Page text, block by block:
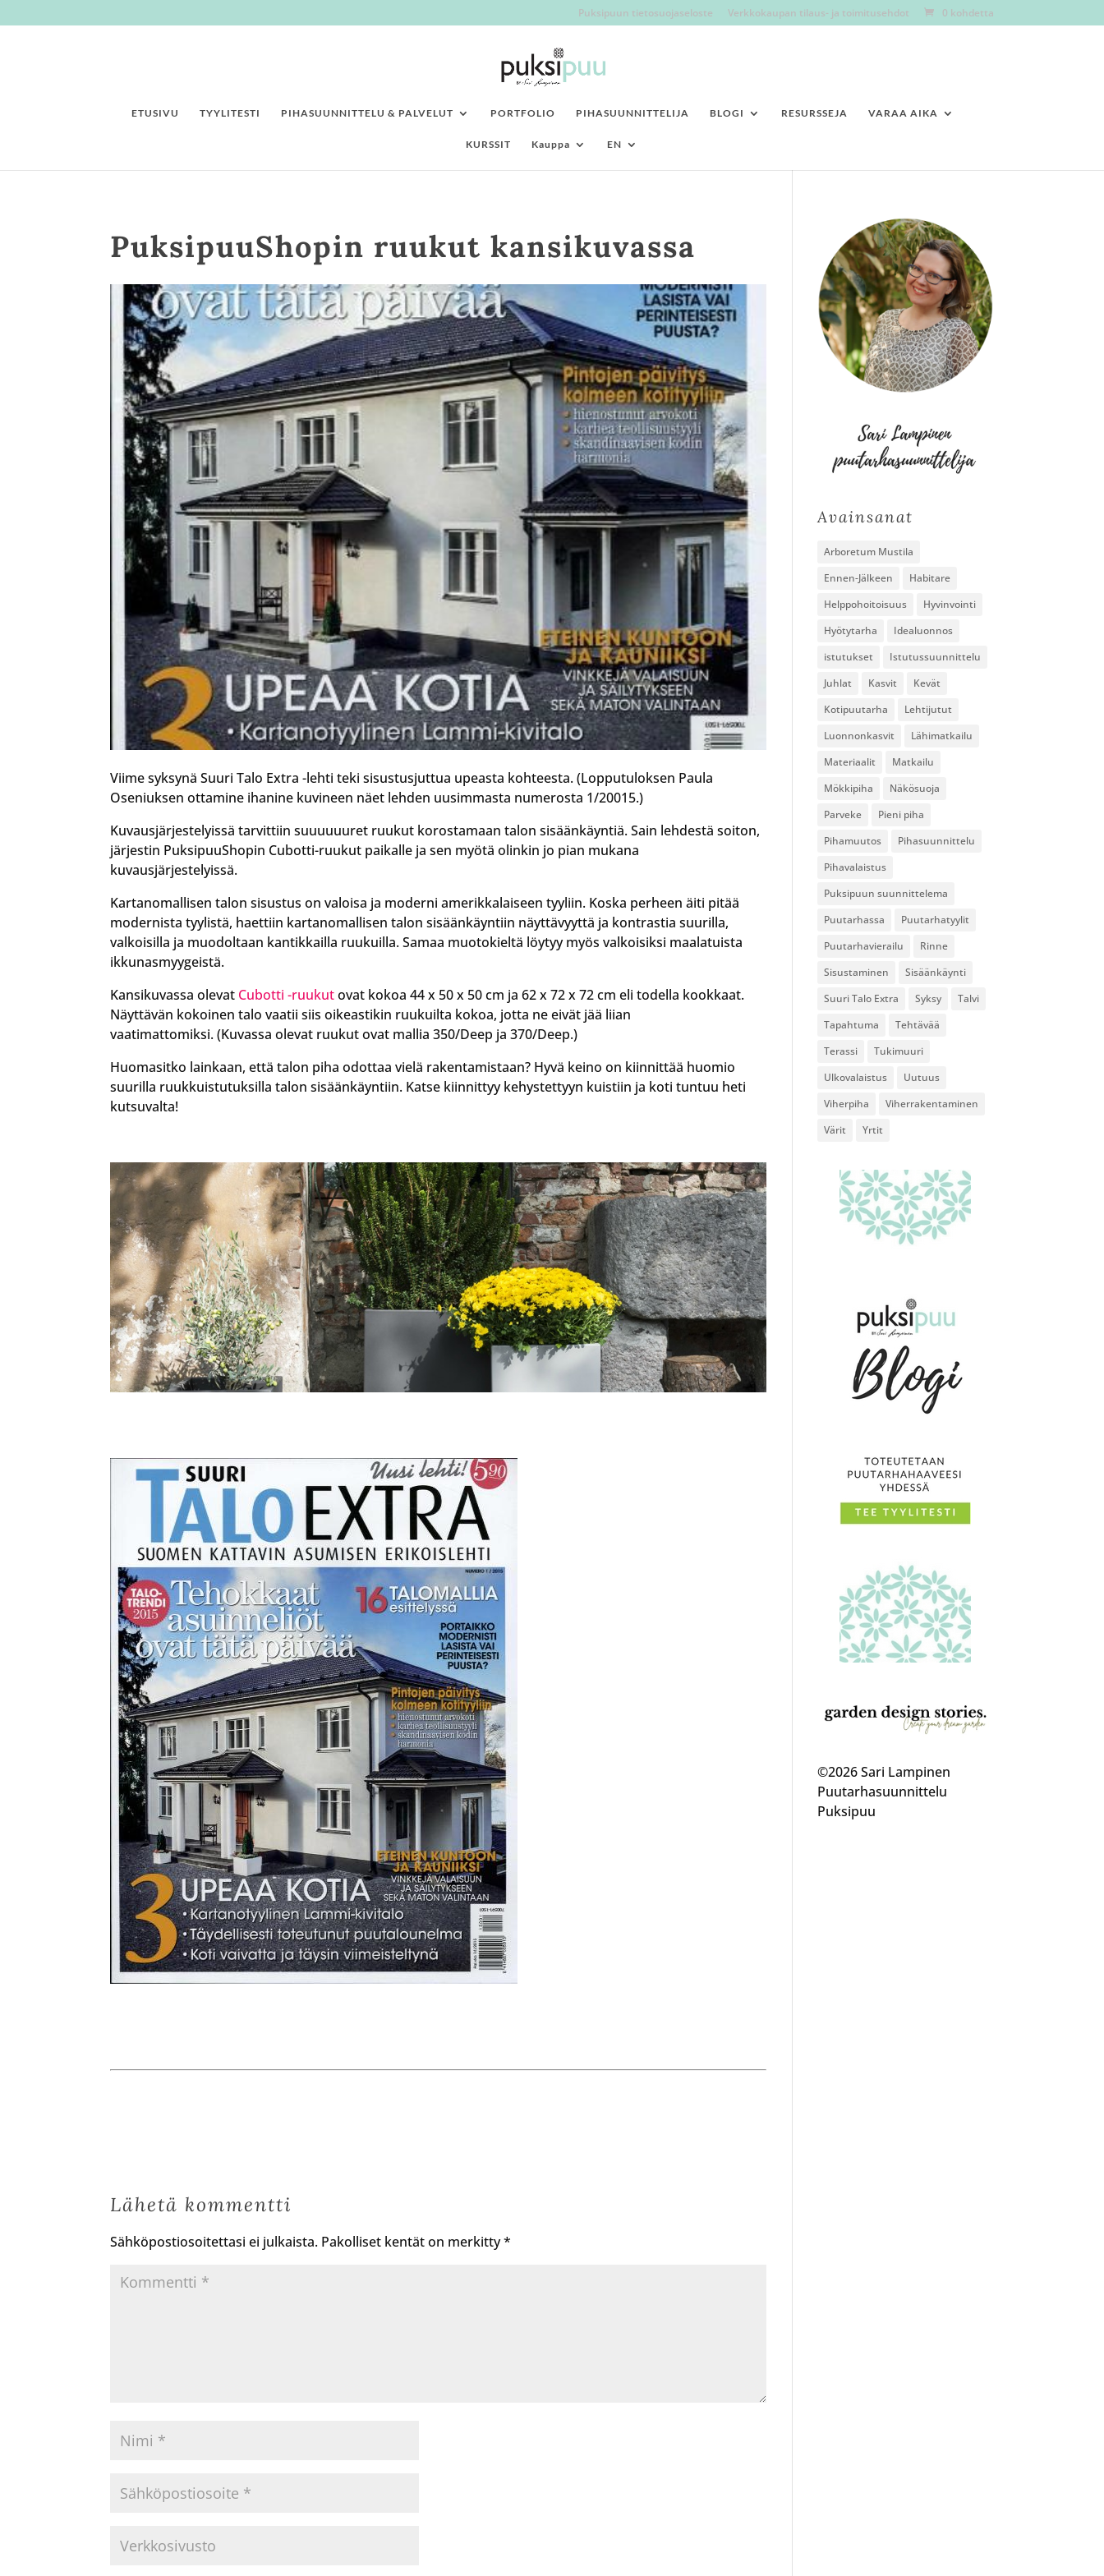
Puksipuun tietosuojaseloste Verkkokaupan tilaus- ja toimitusehdot 0 kohdetta
ETUSIVU TYYLITESTI PIHASUUNNITTELU & PALVELUT PORTFOLIO PIHASUUNNITTELIJA BLOGI RESURSSEJA VARAA AIKA
KURSSIT Kauppa EN
PuksipuuShopin ruukut kansikuvassa
Viime syksynä Suuri Talo Extra -lehti teki sisustusjuttua upeasta kohteesta. (Lopputuloksen Paula
Oseniuksen ottamine ihanine kuvineen näet lehden uusimmasta numerosta 1/20015.)
Kuvausjärjestelyissä tarvittiin suuuuuuret ruukut korostamaan talon sisäänkäyntiä. Sain lehdestä soiton,
järjestin PuksipuuShopin Cubotti-ruukut paikalle ja sen myötä olinkin jo pian mukana
kuvausjärjestelyissä.
Kartanomallisen talon sisustus on valoisa ja moderni amerikkalaiseen tyyliin. Koska perheen äiti pitää
modernista tyylistä, haettiin kartanomallisen talon sisäänkäyntiin näyttävyyttä ja kontrastia suurilla,
valkoisilla ja muodoltaan kantikkailla ruukuilla. Samaa muotokieltä löytyy myös valkoisiksi maalatuista
ikkunasmyygeistä.
Kansikuvassa olevat Cubotti -ruukutovat kokoa 44 x 50 x 50 cm ja 62 x 72 x 72 cm eli todella kookkaat.
Näyttävän kokoinen talo vaatii siis oikeastikin ruukuilta kokoa, jotta ne eivät jää liian
vaatimattomiksi. (Kuvassa olevat ruukut ovat mallia 350/Deep ja 370/Deep.)
Huomasitko lainkaan, että talon piha odottaa vielä rakentamistaan? Hyvä keino on kiinnittää huomio
suurilla ruukkuistutuksilla talon sisäänkäyntiin. Katse kiinnittyy kehystettyyn kuistiin ja koti tuntuu heti
kutsuvalta!
Lähetä kommentti
Sähköpostiosoitettasi ei julkaista. Pakolliset kentät on merkitty*
Avainsanat
Arboretum Mustila
Ennen-Jälkeen
Habitare
Helppohoitoisuus
Hyvinvointi
Hyötytarha
Idealuonnos
istutukset
Istutussuunnittelu
Juhlat
Kasvit
Kevät
Kotipuutarha
Lehtijutut
Luonnonkasvit
Lähimatkailu
Materiaalit
Matkailu
Mökkipiha
Näkösuoja
Parveke
Pieni piha
Pihamuutos
Pihasuunnittelu
Pihavalaistus
Puksipuun suunnittelema
Puutarhassa
Puutarhatyylit
Puutarhavierailu
Rinne
Sisustaminen
Sisäänkäynti
Suuri Talo Extra
Syksy
Talvi
Tapahtuma
Tehtävää
Terassi
Tukimuuri
Ulkovalaistus
Uutuus
Viherpiha
Viherrakentaminen
Värit
Yrtit
©2026 Sari Lampinen
Puutarhasuunnittelu
Puksipuu